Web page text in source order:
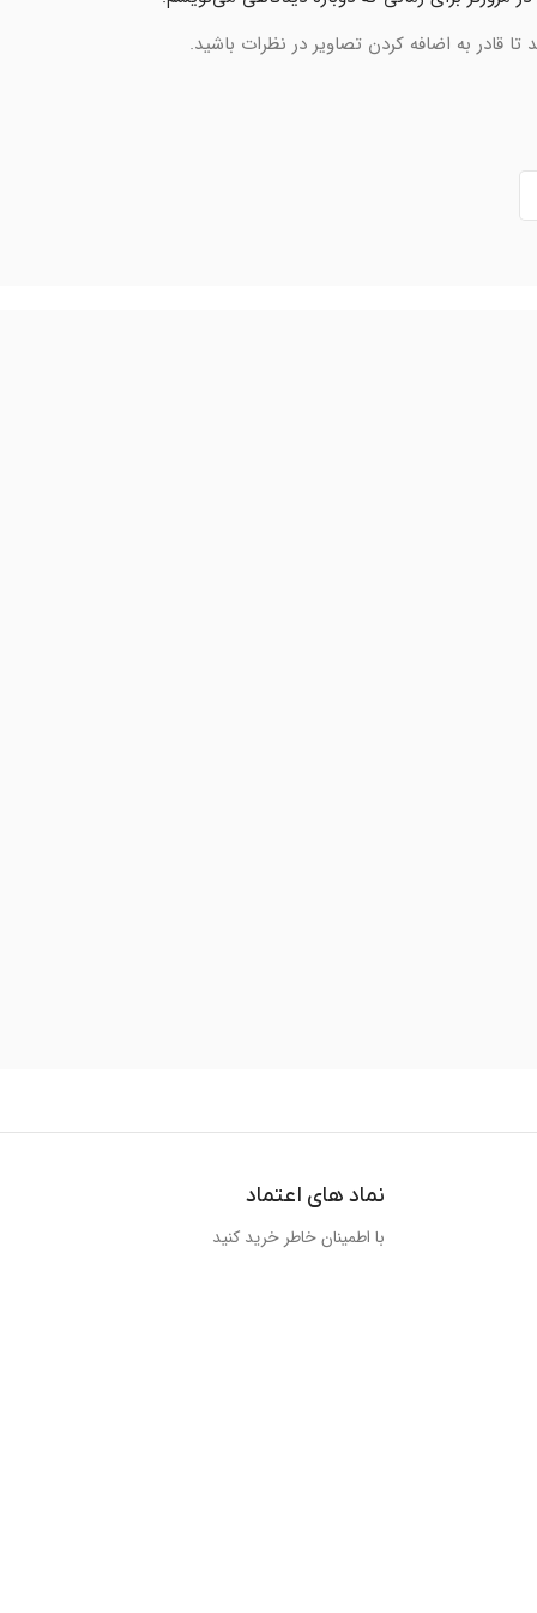
قادر به اضافه کردن تصاویر در نظرات باشید.
نماد های اعتماد
با اطمینان خاطر خرید کنید